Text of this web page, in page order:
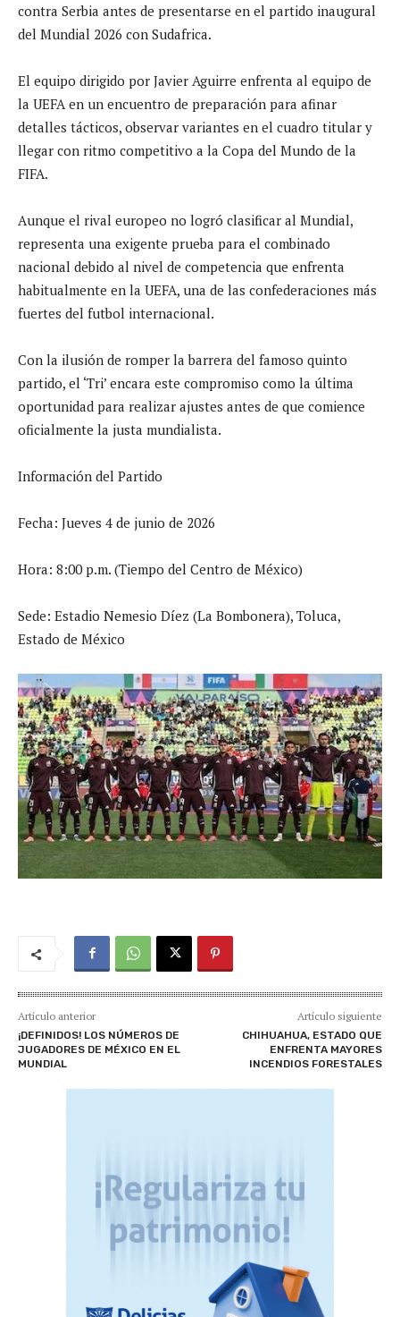
contra Serbia antes de presentarse en el partido inaugural
del Mundial 2026 con Sudafrica.
El equipo dirigido por Javier Aguirre enfrenta al equipo de
la UEFA en un encuentro de preparación para afinar
detalles tácticos, observar variantes en el cuadro titular y
llegar con ritmo competitivo a la Copa del Mundo de la
FIFA.
Aunque el rival europeo no logró clasificar al Mundial,
representa una exigente prueba para el combinado
nacional debido al nivel de competencia que enfrenta
habitualmente en la UEFA, una de las confederaciones más
fuertes del futbol internacional.
Con la ilusión de romper la barrera del famoso quinto
partido, el ‘Tri’ encara este compromiso como la última
oportunidad para realizar ajustes antes de que comience
oficialmente la justa mundialista.
Información del Partido
Fecha: Jueves 4 de junio de 2026
Hora: 8:00 p.m. (Tiempo del Centro de México)
Sede: Estadio Nemesio Díez (La Bombonera), Toluca,
Estado de México
Artículo anterior
¡DEFINIDOS! LOS NÚMEROS DE
JUGADORES DE MÉXICO EN EL
MUNDIAL
Artículo siguiente
CHIHUAHUA, ESTADO QUE
ENFRENTA MAYORES
INCENDIOS FORESTALES